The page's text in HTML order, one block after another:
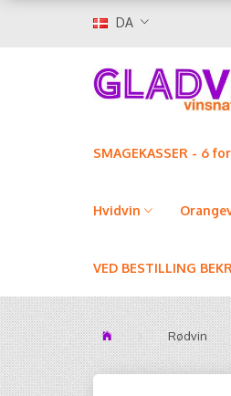
DA
SMAGEKASSER - 6
Hvidvin
VED BESTILLING
Rødvin